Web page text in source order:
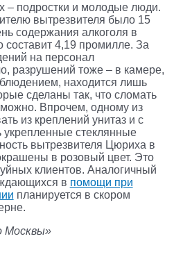
– подростки и молодые люди.
вытрезвителя было 15
содержания алкоголя в
составит 4,19 промилле. За
на персонал
разрушений тоже – в камере,
находится лишь
сделаны так, что сломать
Впрочем, одному из
из креплений унитаз и с
стеклянные
вытрезвителя Цюриха в
в розовый цвет. Это
клиентов. Аналогичный
в помощи при
планируется в скором
Москвы»